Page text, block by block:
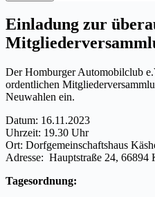
Einladung zur
Der Homburger Automobilclub
ordentlichen
Neuwahlen ein.
Datum: 16.11.2023
Uhrzeit: 19.30 Uhr
Ort: Dorfgemeinschaftshaus
Adresse: Hauptstraße 24, 66894
Tagesordnung: